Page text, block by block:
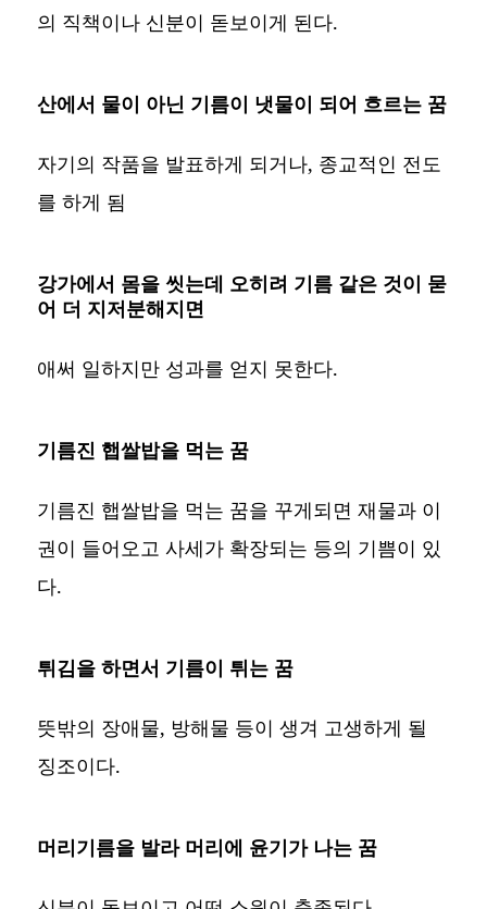
의 직책이나 신분이 돋보이게 된다.
산에서 물이 아닌 기름이 냇물이 되어 흐르는 꿈
자기의 작품을 발표하게 되거나, 종교적인 전도
를 하게 됨
강가에서 몸을 씻는데 오히려 기름 같은 것이 묻
어 더 지저분해지면
애써 일하지만 성과를 얻지 못한다.
기름진 햅쌀밥을 먹는 꿈
기름진 햅쌀밥을 먹는 꿈을 꾸게되면 재물과 이
권이 들어오고 사세가 확장되는 등의 기쁨이 있
다.
튀김을 하면서 기름이 튀는 꿈
뜻밖의 장애물, 방해물 등이 생겨 고생하게 될
징조이다.
머리기름을 발라 머리에 윤기가 나는 꿈